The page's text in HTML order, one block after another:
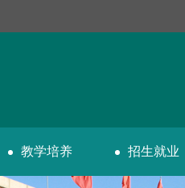
教学培养 招生就业